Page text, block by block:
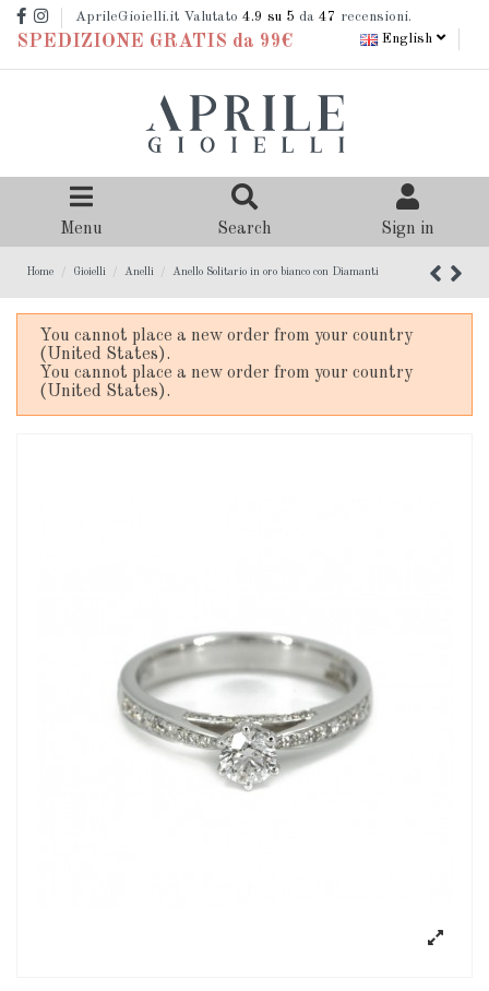
AprileGioielli.it Valutato 4.9 su 5 da 47 recensioni.
SPEDIZIONE GRATIS da 99€ English
Menu Search Sign in
Home Gioielli Anelli Anello Solitario in oro bianco con Diamanti
You cannot place a new order from your country
(United States).
You cannot place a new order from your country
(United States).